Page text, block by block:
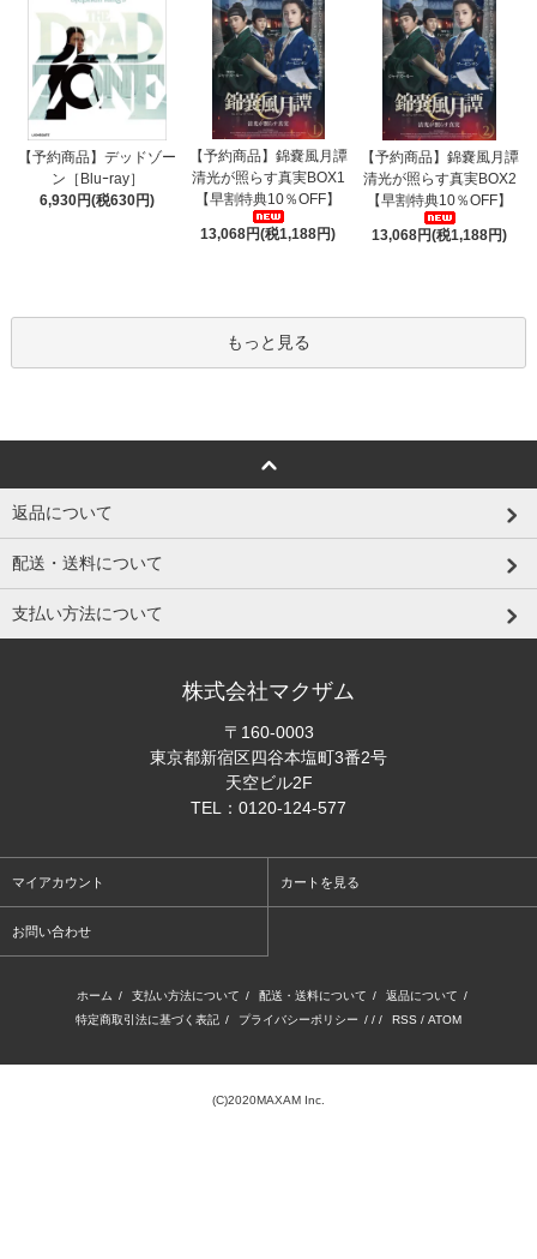
【予約商品】デッドゾー
ン［Bluｰray］
6,930円(税630円)
【予約商品】錦嚢風月譚
清光が照らす真実BOX1
【早割特典10％OFF】
13,068円(税1,188円)
【予約商品】錦嚢風月譚
清光が照らす真実BOX2
【早割特典10％OFF】
13,068円(税1,188円)
もっと見る
返品について
配送・送料について
支払い方法について
株式会社マクザム
〒160-0003
東京都新宿区四谷本塩町3番2号
天空ビル2F
TEL：0120-124-577
マイアカウント カートを見る
お問い合わせ
ホーム / 支払い方法について / 配送・送料について / 返品について /
特定商取引法に基づく表記 / プライバシーポリシー / / / RSS / ATOM
(C)2020MAXAM Inc.